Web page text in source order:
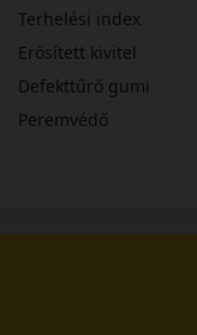
Terhelési index
Erősített kivitel
Defekttűrő gumi
Peremvédő